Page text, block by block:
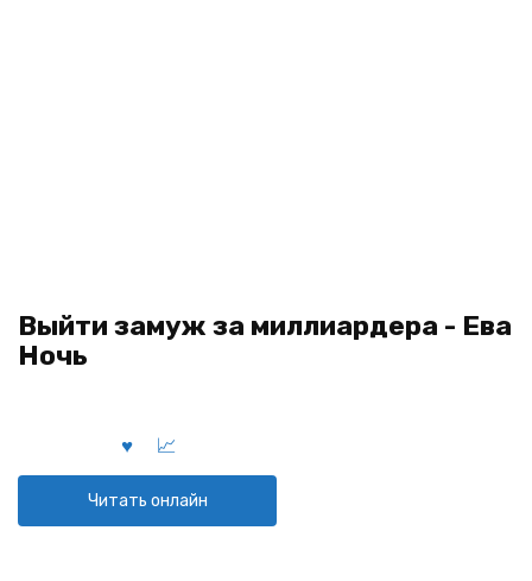
Выйти замуж за миллиардера - Ева
Ночь
Читать онлайн